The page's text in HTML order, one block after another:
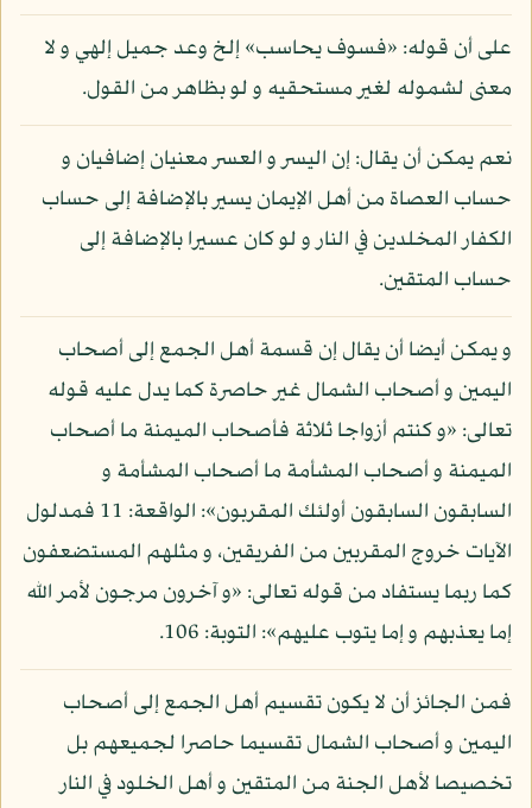
على أن قوله: «فسوف يحاسب» إلخ وعد جميل إلهي و لا
معنى لشموله لغير مستحقيه و لو بظاهر من القول.
نعم يمكن أن يقال: إن اليسر و العسر معنيان إضافيان و
حساب العصاة من أهل الإيمان يسير بالإضافة إلى حساب
الكفار المخلدين في النار و لو كان عسيرا بالإضافة إلى
حساب المتقين.
و يمكن أيضا أن يقال إن قسمة أهل الجمع إلى أصحاب
اليمين و أصحاب الشمال غير حاصرة كما يدل عليه قوله
تعالى: «و كنتم أزواجا ثلاثة فأصحاب الميمنة ما أصحاب
الميمنة و أصحاب المشأمة ما أصحاب المشأمة و
السابقون السابقون أولئك المقربون»: الواقعة: 11 فمدلول
الآيات خروج المقربين من الفريقين، و مثلهم المستضعفون
كما ربما يستفاد من قوله تعالى: «و آخرون مرجون لأمر الله
إما يعذبهم و إما يتوب عليهم»: التوبة: 106.
فمن الجائز أن لا يكون تقسيم أهل الجمع إلى أصحاب
اليمين و أصحاب الشمال تقسيما حاصرا لجميعهم بل
تخصيصا لأهل الجنة من المتقين و أهل الخلود في النار